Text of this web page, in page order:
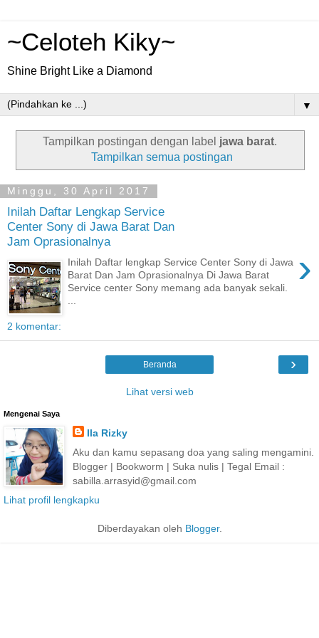
~Celoteh Kiky~
Shine Bright Like a Diamond
▼
Tampilkan postingan dengan label jawa barat.
Tampilkan semua postingan
Minggu, 30 April 2017
Inilah Daftar Lengkap Service
Center Sony di Jawa Barat Dan
Jam Oprasionalnya
›
Inilah Daftar lengkap Service Center Sony di Jawa
Barat Dan Jam Oprasionalnya Di Jawa Barat
Service center Sony memang ada banyak sekali.
2 komentar:
›
Beranda
Lihat versi web
Mengenai Saya
Ila Rizky
Aku dan kamu sepasang doa yang saling mengamini.
Blogger | Bookworm | Suka nulis | Tegal Email :
sabilla.arrasyid@gmail.com
Lihat profil lengkapku
Diberdayakan oleh Blogger.